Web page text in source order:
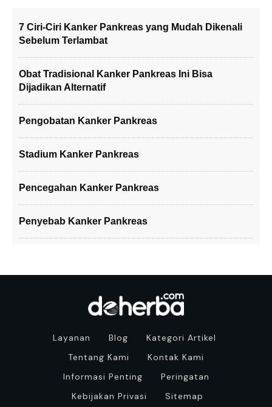
7 Ciri-Ciri Kanker Pankreas yang Mudah Dikenali
Sebelum Terlambat
Obat Tradisional Kanker Pankreas Ini Bisa
Dijadikan Alternatif
Pengobatan Kanker Pankreas
Stadium Kanker Pankreas
Pencegahan Kanker Pankreas
Penyebab Kanker Pankreas
Layanan Blog
Kategori Artikel
Tentang Kami
Kontak Kami
Informasi Penting
Peringatan
Kebijakan Privasi
Sitemap